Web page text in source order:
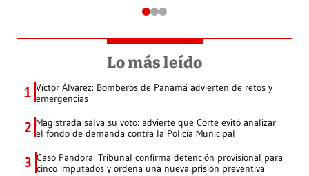
Lo más leído
1 Víctor Álvarez: Bomberos de Panamá advierten de retos y
emergencias
2 Magistrada salva su voto: advierte que Corte evitó analizar
el fondo de demanda contra la Policía Municipal
3 Caso Pandora: Tribunal confirma detención provisional para
cinco imputados y ordena una nueva prisión preventiva